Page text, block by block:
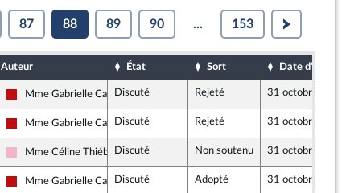
87 88 89 90 ... 153
Auteur État Sort Date d'examen
La France insoumise - Nouveau Front Populaire
Mme Gabrielle CathalaDiscuté Rejeté 31 octobre 2024
La France insoumise - Nouveau Front Populaire
Mme Gabrielle CathalaDiscuté Rejeté 31 octobre 2024
Socialistes et apparentés
Mme Céline Thiébault-Martinez
Discuté Non soutenu 31 octobre 2024
La France insoumise - Nouveau Front Populaire
Mme Gabrielle CathalaDiscuté Adopté 31 octobre 2024